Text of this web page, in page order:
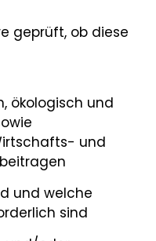
geprüft, ob diese
ökologisch und
und
und welche
sind